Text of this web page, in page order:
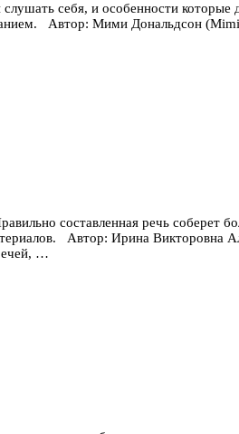
себя, и особенности
Автор: Мими Дональдсон
составленная речь соберет
Автор: Ирина Викторовна
…